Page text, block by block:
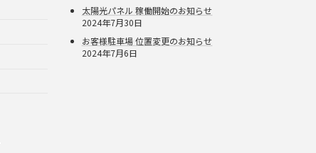
太陽光パネル 稼働開始のお知らせ
2024年7月30日
お客様駐車場 位置変更のお知らせ
2024年7月6日